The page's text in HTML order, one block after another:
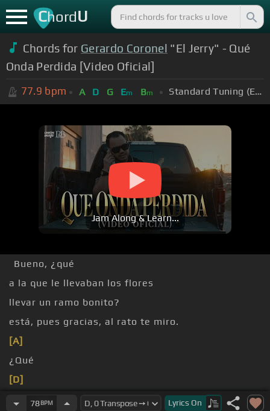
ChordU
Chords for Gerardo Coronel "El Jerry" - Qué
Onda Perdida [Video Oficial]
77.9 bpm A D G Em Bm Standard Tuning (EADGBE)
Jam Along & Learn...
Bueno, ¿qué
a la que le llevaban los flores
llevar un ramo bonito?
está, pues gracias, al rato te miro.
[A]
¿Qué
[D]
[C#]
78BPM Lyrics On